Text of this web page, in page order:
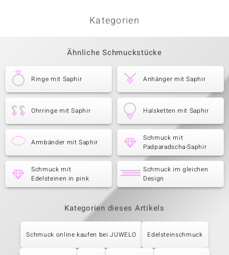
Kategorien
Ähnliche Schmuckstücke
Ringe mit Saphir Anhänger mit Saphir
Ohrringe mit Saphir Halsketten mit Saphir
Armbänder mit Saphir
Schmuck mit
Padparadscha-Saphir
Schmuck mit
Edelsteinen in pink
Schmuck im gleichen
Design
Kategorien dieses Artikels
Schmuck online kaufen bei JUWELO Edelsteinschmuck